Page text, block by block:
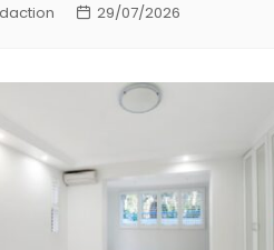
29/07/2026